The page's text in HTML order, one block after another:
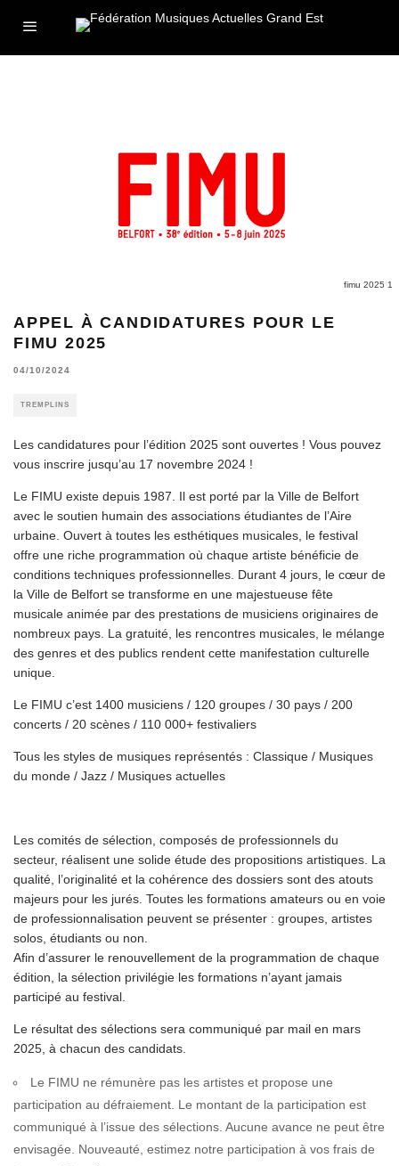
fimu 2025 1
APPEL À CANDIDATURES POUR LE
FIMU 2025
04/10/2024
TREMPLINS
Les candidatures pour l’édition 2025 sont ouvertes ! Vous pouvez
vous inscrire jusqu’au 17 novembre 2024 !
Le FIMU existe depuis 1987. Il est porté par la Ville de Belfort
avec le soutien humain des associations étudiantes de l’Aire
urbaine. Ouvert à toutes les esthétiques musicales, le festival
offre une riche programmation où chaque artiste bénéficie de
conditions techniques professionnelles. Durant 4 jours, le cœur de
la Ville de Belfort se transforme en une majestueuse fête
musicale animée par des prestations de musiciens originaires de
nombreux pays. La gratuité, les rencontres musicales, le mélange
des genres et des publics rendent cette manifestation culturelle
unique.
Le FIMU c’est 1400 musiciens / 120 groupes / 30 pays / 200
concerts / 20 scènes / 110 000+ festivaliers
Tous les styles de musiques représentés : Classique / Musiques
du monde / Jazz / Musiques actuelles
Les comités de sélection, composés de professionnels du
secteur, réalisent une solide étude des propositions artistiques. La
qualité, l’originalité et la cohérence des dossiers sont des atouts
majeurs pour les jurés. Toutes les formations amateurs ou en voie
de professionnalisation peuvent se présenter : groupes, artistes
solos, étudiants ou non.
Afin d’assurer le renouvellement de la programmation de chaque
édition, la sélection privilégie les formations n’ayant jamais
participé au festival.
Le résultat des sélections sera communiqué par mail en mars
2025, à chacun des candidats.
Le FIMU ne rémunère pas les artistes et propose une
participation au défraiement. Le montant de la participation est
communiqué à l’issue des sélections. Aucune avance ne peut être
envisagée. Nouveauté, estimez notre participation à vos frais de